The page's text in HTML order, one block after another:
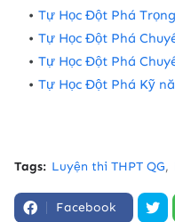
Tự Học Đột Phá
Tự Học Đột Phá
Tự Học Đột Phá
Tự Học Đột Phá Kỹ
Tags: Luyện thi THPT QG
Facebook